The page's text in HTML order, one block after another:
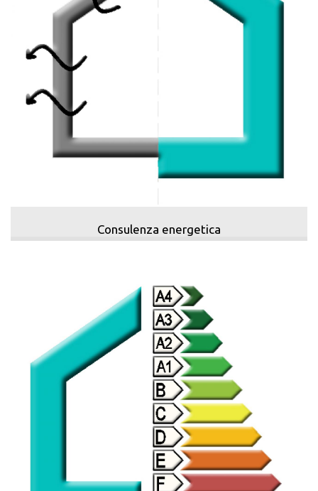
Consulenza energetica